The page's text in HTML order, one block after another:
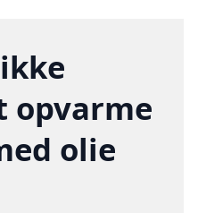
opvarme
olie